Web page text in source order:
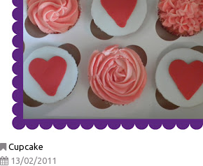
Cupcake
13/02/2011